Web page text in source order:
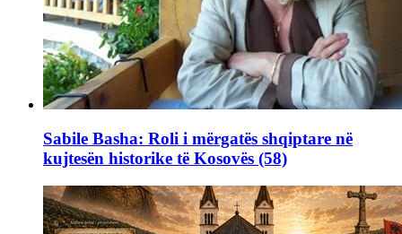
Sabile Basha: Roli i mërgatës shqiptare në
kujtesën historike të Kosovës (58)